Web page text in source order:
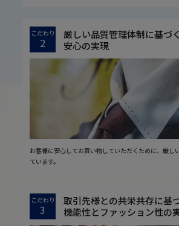
こだわり
2
厳しい品質管理体制に基づく
安心の実現
お客様に安心してお買い物していただくために、厳し
ています。
こだわり
3
取引先様との共栄共存に基
機能性とファッション性の